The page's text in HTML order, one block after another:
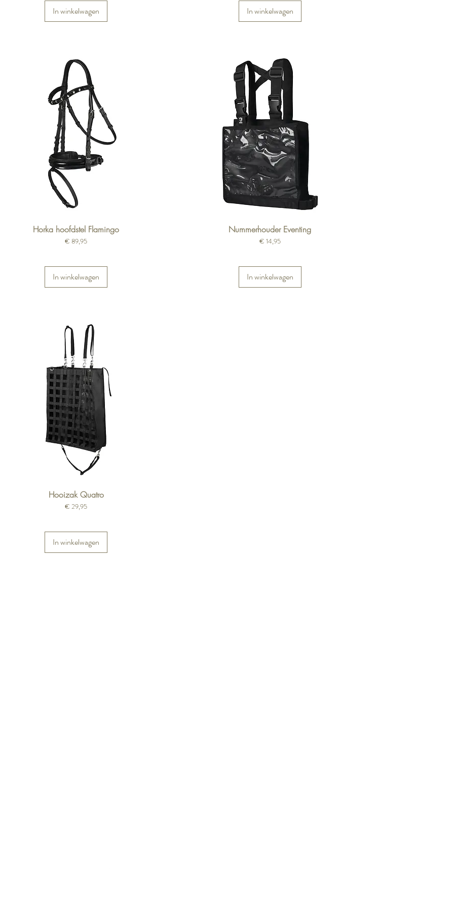
In winkelwagen In winkelwagen
Horka hoofdstel Flamingo
Prijs
€ 89,95
In winkelwagen
Nummerhouder Eventing
Prijs
€ 14,95
In winkelwagen
Hooizak Quatro
Prijs
€ 29,95
In winkelwagen